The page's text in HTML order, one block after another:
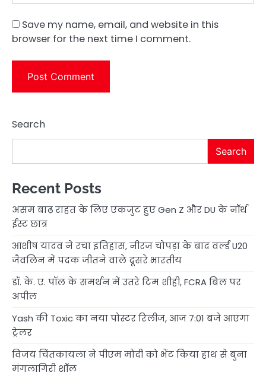
Save my name, email, and website in this
browser for the next time I comment.
Search
Search
Recent Posts
असम बाढ़ राहत के लिए एकजुट हुए Gen Z और DU के नॉर्थ
ईस्ट छात्र
आशीष यादव ने रचा इतिहास, नीरज चोपड़ा के बाद वर्ल्ड U20
जैवलिन में पदक जीतने वाले दूसरे भारतीय
डॉ. के. ए. पॉल के समर्थन में उतरे टिम शीही, FCRA बिल पर
अपील
Yash की Toxic का नया पोस्टर रिलीज, आज 7:01 बजे आएगा
ट्रेलर
विजय चिंतकायला ने पीएम मोदी को भेंट किया हाथ से बुना
मंगलागिरी शॉल